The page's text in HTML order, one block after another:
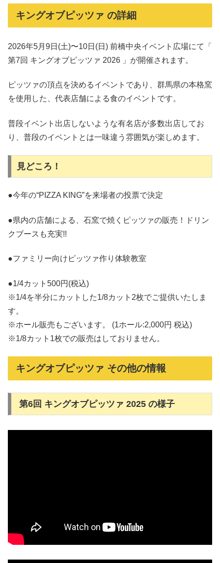
キングオブピッツァ の詳細
2026年5月9日(土)〜10日(日) 前橋中央イベント広場にて「
第7回 キングオブピッツァ 2026 」が開催されます。
ピッツァの頂点を決めるイベントであり、群馬県の本格窯
を使用した、代表店舗による食のイベントです。
普段イベント出店しないような有名店が多数出店してお
り、普段のイベントとは一味違う雰囲気が楽しめます。
見どころ！
●今年の“PIZZA KING”を来場者の投票で決定
●県内の店舗による、石窯で焼くピッツァの販売！ドリン
クブースも充実!!
●ファミリー向けピッツァ作り体験教室
●1/4カット500円(税込)
※1/4を半分にカットした1/8カット2枚でご提供いたしま
す。
※ホール販売もございます。 (1ホール:2,000円 税込)
※1/8カット1枚での販売はしておりません。
キングオブピッツァ その他の情報
第6回 キングオブピッツァ 2025 の様子